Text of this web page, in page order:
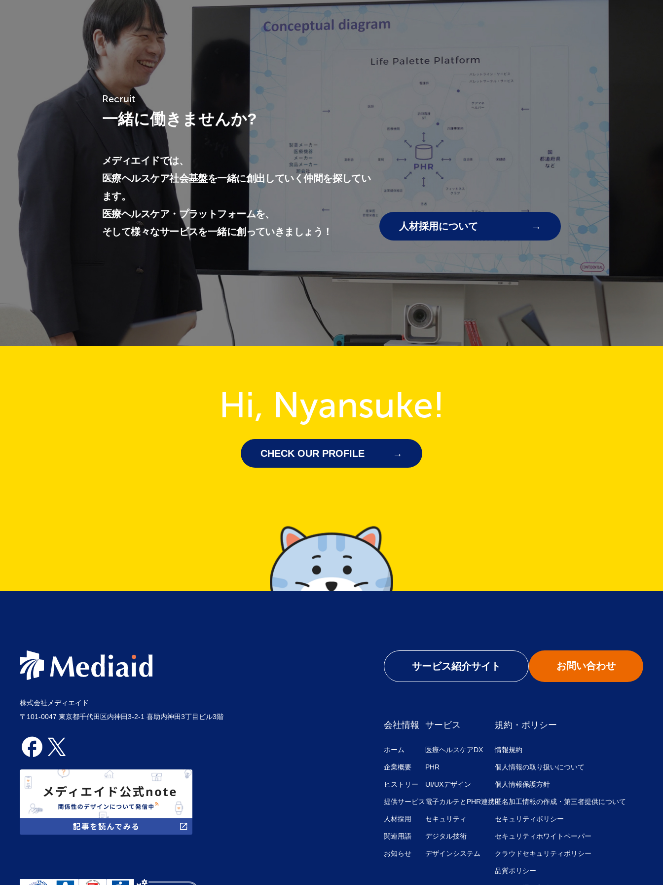
Recruit
一緒に働きませんか?
メディエイドでは、
医療ヘルスケア社会基盤を一緒に創出していく仲間を探してい
ます。
医療ヘルスケア・プラットフォームを、
そして様々なサービスを一緒に創っていきましょう！
人材採用について
Hi, Nyansuke!
CHECK OUR PROFILE
株式会社メディエイド
〒101-0047 東京都千代田区内神田3-2-1 喜助内神田3丁目ビル3階
サービス紹介サイト お問い合わせ
会社情報
ホーム
企業概要
ヒストリー
提供サービス
人材採用
関連用語
お知らせ
サービス
医療ヘルスケアDX
PHR
UI/UXデザイン
電子カルテとPHR連携
セキュリティ
デジタル技術
デザインシステム
規約・ポリシー
情報規約
個人情報の取り扱いについて
個人情報保護方針
匿名加工情報の作成・第三者提供について
セキュリティポリシー
セキュリティホワイトペーパー
クラウドセキュリティポリシー
品質ポリシー